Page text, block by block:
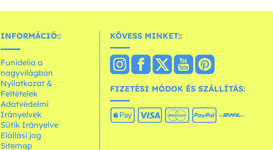
INFORMÁCIÓ::
Funidelia a
nagyvilágban
Nyilatkozat &
Feltételek
Adatvédelmi
Irányelvek
Sütik Irányelve
Elállási jog
Sitemap
KÖVESS MINKET::
FIZETÉSI MÓDOK ÉS SZÁLLÍTÁS: